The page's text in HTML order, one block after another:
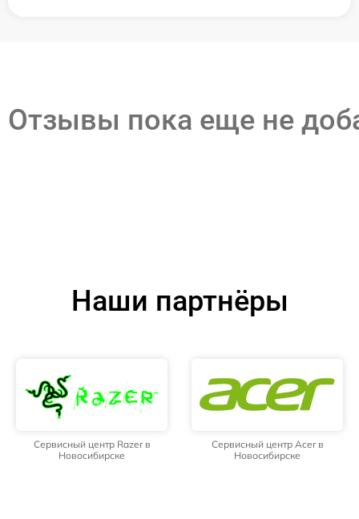
Отзывы пока еще не
Наши партнёры
Сервисный центр Razer в
Новосибирске
Сервисный центр Acer в
Новосибирске